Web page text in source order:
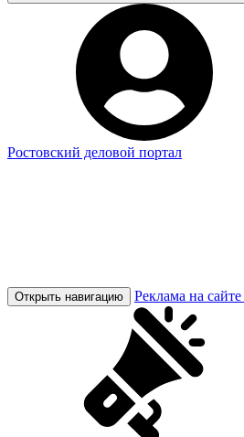
Ростовский деловой портал
Открыть навигацию Реклама на сайте